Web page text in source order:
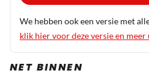
We hebben ook een versie met
klik hier voor deze versie en meer
NET BINNEN